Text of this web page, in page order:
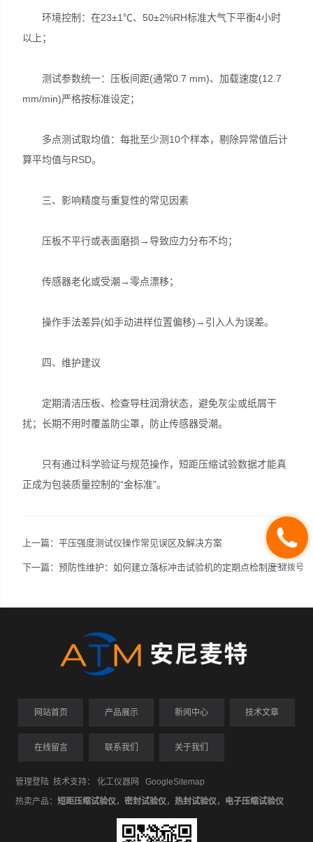
环境控制：在23±1℃、50±2%RH标准大气下平衡4小时
以上；
测试参数统一：压板间距(通常0.7 mm)、加载速度(12.7
mm/min)严格按标准设定；
多点测试取均值：每批至少测10个样本，剔除异常值后计
算平均值与RSD。
三、影响精度与重复性的常见因素
压板不平行或表面磨损→导致应力分布不均；
传感器老化或受潮→零点漂移；
操作手法差异(如手动进样位置偏移)→引入人为误差。
四、维护建议
定期清洁压板、检查导柱润滑状态，避免灰尘或纸屑干
扰；长期不用时覆盖防尘罩，防止传感器受潮。
只有通过科学验证与规范操作，短距压缩试验数据才能真
正成为包装质量控制的“金标准”。
上一篇：平压强度测试仪操作常见误区及解决方案
下一篇：预防性维护：如何建立落标冲击试验机的定期点检制度？
网站首页 产品展示 新闻中心 技术文章
在线留言 联系我们 关于我们
管理登陆 技术支持：化工仪器网
GoogleSitemap
热卖产品：短距压缩试验仪，密封试验仪，热封试验仪， 电子压缩试验仪
一键拨号